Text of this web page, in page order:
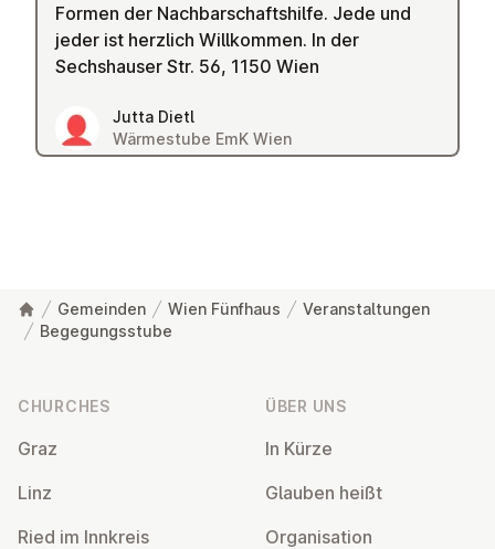
Formen der Nachbarschaftshilfe. Jede und
jeder ist herzlich Willkommen. In der
Sechshauser Str. 56, 1150 Wien
Jutta Dietl
Wärmestube EmK Wien
Gemeinden Wien Fünfhaus
Veranstaltungen
Begegungsstube
CHURCHES
Graz
Linz
Ried im Innkreis
ÜBER UNS
In Kürze
Glauben heißt
Or­gan­isa­tion